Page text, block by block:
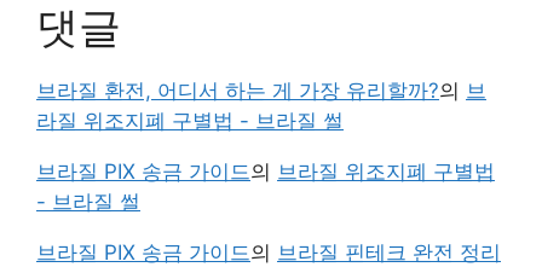
댓글
브라질 환전, 어디서 하는 게 가장 유리할까?의 브
라질 위조지폐 구별법 - 브라질 썰
브라질 PIX 송금 가이드의 브라질 위조지폐 구별법
- 브라질 썰
브라질 PIX 송금 가이드의 브라질 핀테크 완전 정리